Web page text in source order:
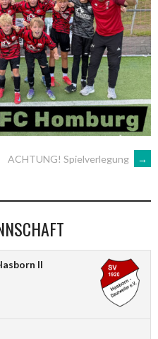
ACHTUNG! Spielverlegung →
II